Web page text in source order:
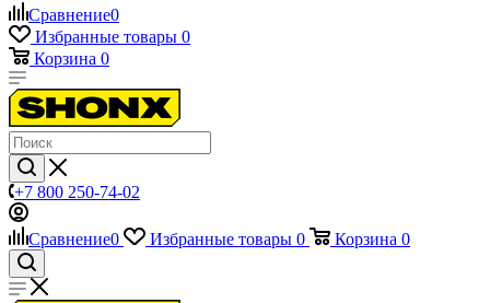
Сравнение0
Избранные товары 0
Корзина 0
+7 800 250-74-02
Сравнение0 Избранные товары 0 Корзина 0